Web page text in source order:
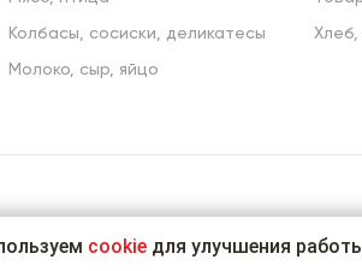
Колбасы, сосиски, деликатесы
Молоко, сыр, яйцо
Хлеб,
cookieдля улучшения